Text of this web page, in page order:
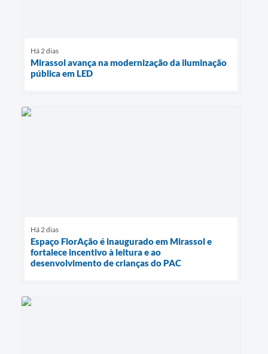
Há 2 dias
Mirassol avança na modernização da iluminação
pública em LED
Há 2 dias
Espaço FlorAção é inaugurado em Mirassol e
fortalece incentivo à leitura e ao
desenvolvimento de crianças do PAC